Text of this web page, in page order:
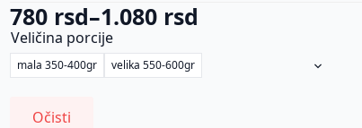
780 rsd–1.080 rsd
Raspon
cena:
od
780 rsd
Veličina porcije
mala 350-400gr velika 550-600gr
Očisti